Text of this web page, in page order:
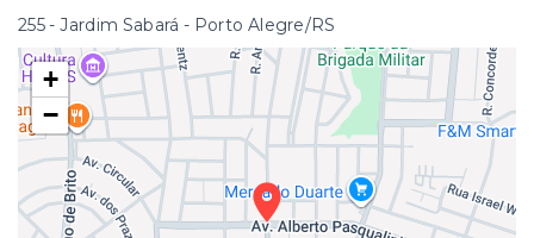
255 - Jardim Sabará - Porto Alegre/RS
+
−